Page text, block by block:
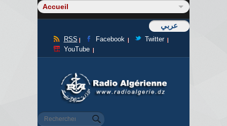
عربي
RSS Facebook
Twitter
YouTube
Formulaire de recherche
Rechercher